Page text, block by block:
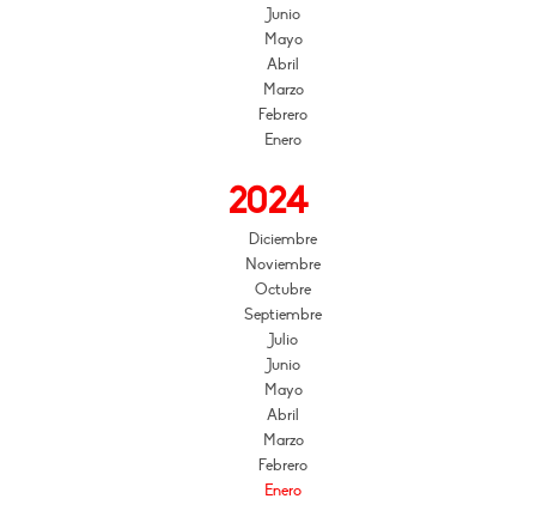
Junio
Mayo
Abril
Marzo
Febrero
Enero
2024
Diciembre
Noviembre
Octubre
Septiembre
Julio
Junio
Mayo
Abril
Marzo
Febrero
Enero